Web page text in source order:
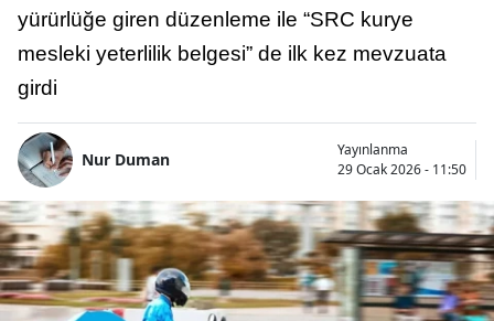
yürürlüğe giren düzenleme ile “SRC kurye
mesleki yeterlilik belgesi” de ilk kez mevzuata
girdi
Nur Duman
Yayınlanma
29 Ocak 2026 - 11:50